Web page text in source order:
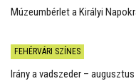
Múzeumbérlet a Királyi
FEHÉRVÁRI SZÍNES
Irány a vadszeder –